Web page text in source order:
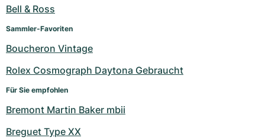
Bell & Ross
Sammler-Favoriten
Boucheron Vintage
Rolex Cosmograph Daytona Gebraucht
Für Sie empfohlen
Bremont Martin Baker mbii
Breguet Type XX